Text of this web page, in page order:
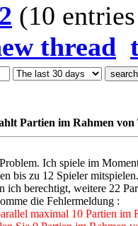
(10
thread
Partien im Rahmen
Ich spiele im
bis zu 12 Spieler mitspielen.
ich berechtigt, weitere 22
die Fehlermeldung :
maximal 10 Partien im